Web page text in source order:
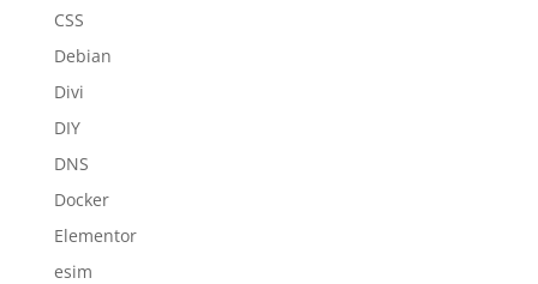
CSS
Debian
Divi
DIY
DNS
Docker
Elementor
esim